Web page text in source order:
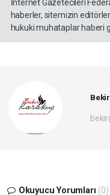
İnternet Gazetecileri
haberler, sitemizin
hukuki muhataplar haberi
Okuyucu Yorumları (0)